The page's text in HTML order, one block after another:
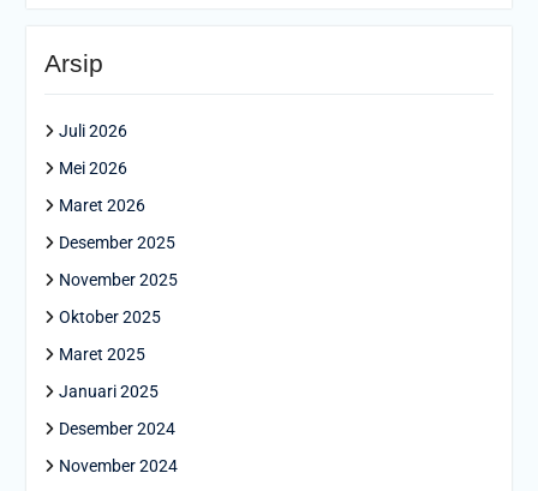
Arsip
Juli 2026
Mei 2026
Maret 2026
Desember 2025
November 2025
Oktober 2025
Maret 2025
Januari 2025
Desember 2024
November 2024